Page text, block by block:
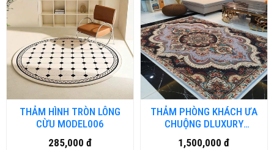
THẢM HÌNH TRÒN LÔNG
CỪU MODEL006
285,000 đ
THẢM PHÒNG KHÁCH ƯA
CHUỘNG DLUXURY
VINTAGE
1,500,000 đ